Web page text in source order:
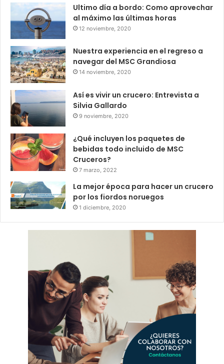
Ultimo día a bordo: Como aprovechar
al máximo las últimas horas
12 noviembre, 2020
Nuestra experiencia en el regreso a
navegar del MSC Grandiosa
14 noviembre, 2020
Así es vivir un crucero: Entrevista a
Silvia Gallardo
9 noviembre, 2020
¿Qué incluyen los paquetes de
bebidas todo incluido de MSC
Cruceros?
7 marzo, 2022
La mejor época para hacer un crucero
por los fiordos noruegos
1 diciembre, 2020